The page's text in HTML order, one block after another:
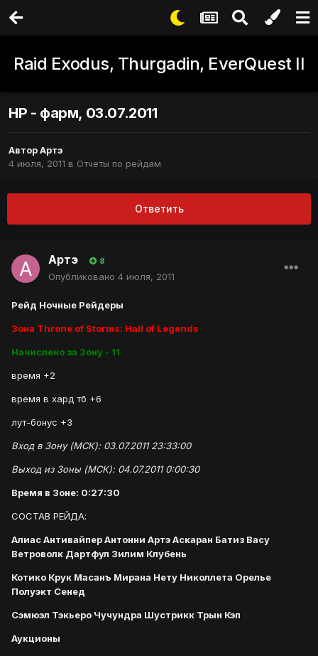
Raid Exodus, Thurgadin, EverQuest II
НР - фарм, 03.07.2011
АвторАртэ
4 июля, 2011 в Отчеты по рейдам
Ответить
Артэ 8
Опубликовано 4 июля, 2011
Рейд Ночные Рейдеры
Зона Throne of Storms: Hall of Legends
Начислено за Зону - 11
время +2
время в хард тб +6
лут-бонус +3
Вход в Зону (МСК): 03.07.2011 23:33:00
Выход из Зоны (МСК): 04.07.2011 0:00:30
Время в Зоне: 0:27:30
СОСТАВ РЕЙДА:
Алиас Антивайпер Антонни Артэ Аскаран Батиз Васу
Ветроволк Дартфул Зилим Клубень
Котико Крук Масанъ Мирана Нету Николлета Орелье
Полуэкт Сенед
Сэмюэл Тэкьеро Чучундра Шустрикк Трын Кэп
Аукционы